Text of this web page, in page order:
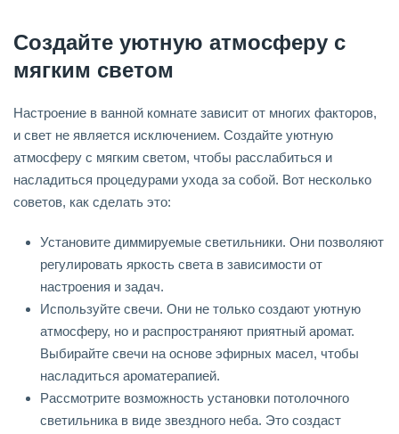
Создайте уютную атмосферу с
мягким светом
Настроение в ванной комнате зависит от многих факторов,
и свет не является исключением. Создайте уютную
атмосферу с мягким светом, чтобы расслабиться и
насладиться процедурами ухода за собой. Вот несколько
советов, как сделать это:
Установите диммируемые светильники. Они позволяют
регулировать яркость света в зависимости от
настроения и задач.
Используйте свечи. Они не только создают уютную
атмосферу, но и распространяют приятный аромат.
Выбирайте свечи на основе эфирных масел, чтобы
насладиться ароматерапией.
Рассмотрите возможность установки потолочного
светильника в виде звездного неба. Это создаст